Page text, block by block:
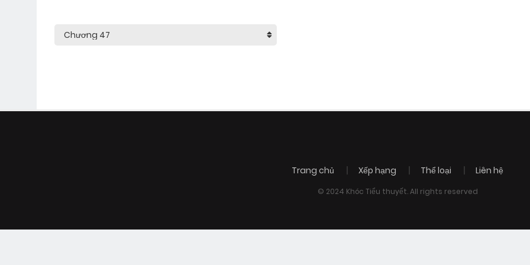
Trang chủ Xếp hạng Thể loại Liên hệ
© 2024 Khóc Tiểu thuyết. All rights reserved